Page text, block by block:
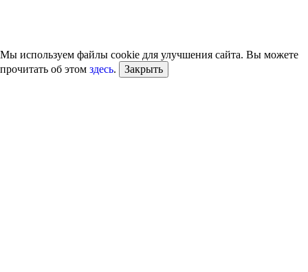
Мы используем файлы cookie для улучшения сайта. Вы можете
прочитать об этом здесь. Закрыть